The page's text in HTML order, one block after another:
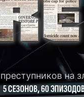
5 СЕЗОНОВ, 60